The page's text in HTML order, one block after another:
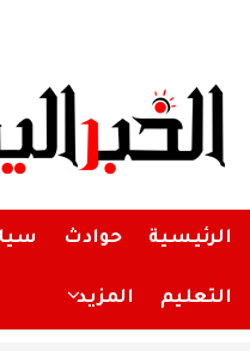
الرئيسية حوادث
التعليم المزيد